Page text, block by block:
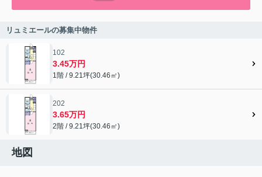
リュミエールの募集中物件
102
3.45万円
1階 / 9.21坪(30.46㎡)
202
3.65万円
2階 / 9.21坪(30.46㎡)
地図